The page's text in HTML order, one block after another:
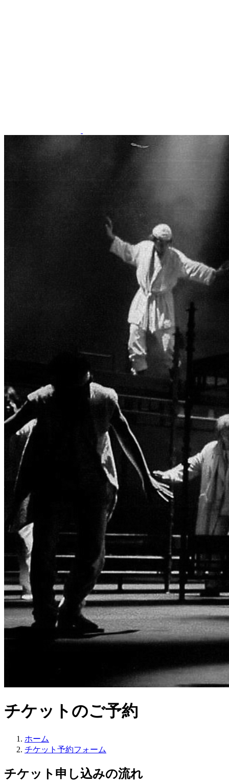
チケットのご予約
ホーム
チケット予約フォーム
チケット申し込みの流れ